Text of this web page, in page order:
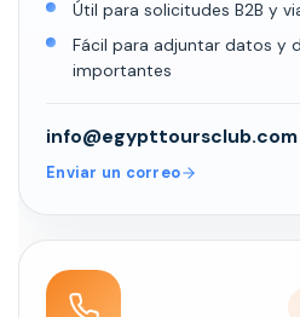
Útil para solicitudes B2B y
Fácil para adjuntar datos y
importantes
info@egypttoursclub.com
Enviar un correo